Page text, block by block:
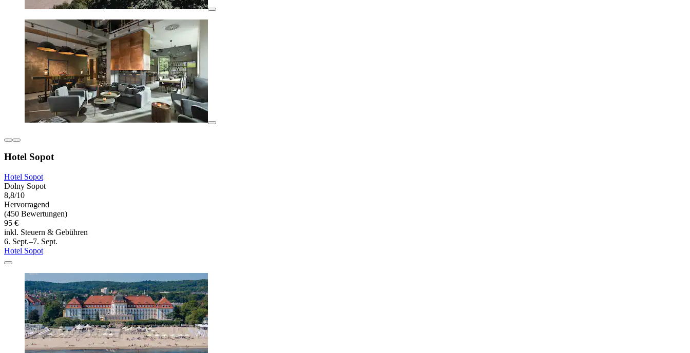
Hotel Sopot
Hotel Sopot
Dolny Sopot
8,8/10
Hervorragend
(450 Bewertungen)
95 €
inkl. Steuern & Gebühren
6. Sept.–7. Sept.
Hotel Sopot